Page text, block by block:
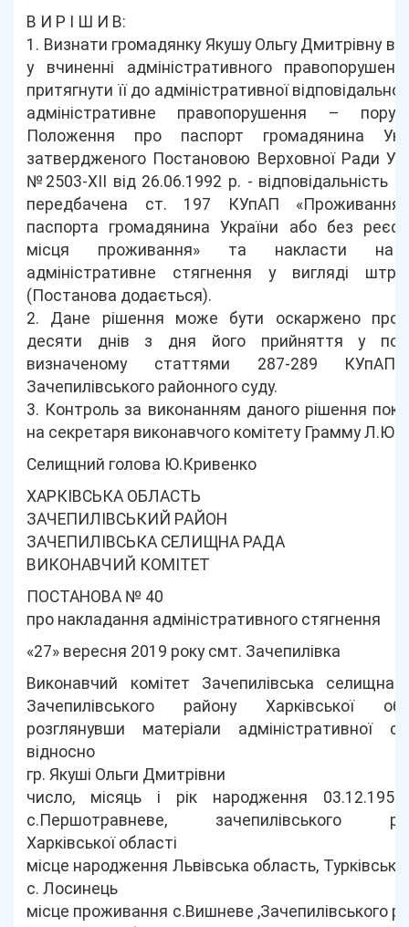
В И Р І Ш И В:
1. Визнати громадянку Якушу Ольгу Дмитрівну
у вчиненні адміністративного
притягнути її до адміністративної
адміністративне правопорушення –
Положення про паспорт громадянина
затвердженого Постановою Верховної Ради
№2503-ХІІ від 26.06.1992 р. - відповідальність
передбачена ст. 197 КУпАП
паспорта громадянина України або без
місця проживання» та накласти на
адміністративне стягнення у вигляді
(Постанова додається).
2. Дане рішення може бути оскаржено
десяти днів з дня його прийняття у
визначеному статтями 287-289
Зачепилівського районного суду.
3. Контроль за виконанням даного рішення
на секретаря виконавчого комітету Грамму Л.Ю.
Селищний голова Ю.Кривенко
ХАРКІВСЬКА ОБЛАСТЬ
ЗАЧЕПИЛІВСЬКИЙ РАЙОН
ЗАЧЕПИЛІВСЬКА СЕЛИЩНА РАДА
ВИКОНАВЧИЙ КОМІТЕТ
ПОСТАНОВА № 40
про накладання адміністративного стягнення
«27» вересня 2019 року смт. Зачепилівка
Виконавчий комітет Зачепилівська селищна
Зачепилівського району Харківської
розглянувши матеріали адміністративної
відносно
гр. Якуші Ольги Дмитрівни
число, місяць і рік народження
с.Першотравневе, зачепилівського
Харківської області
місце народження Львівська область,
с. Лосинець
місце проживання с.Вишневе ,Зачепилівського